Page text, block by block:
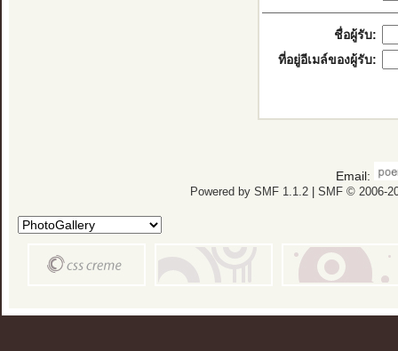
ชื่อผู้รับ:
ที่อยู่อีเมล์ของผู้รับ:
Email:
Powered by SMF 1.1.2| SMF © 2006-